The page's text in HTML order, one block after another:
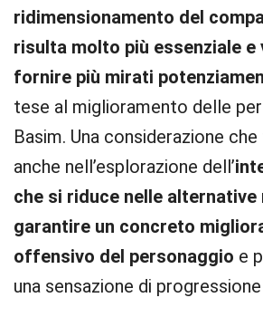
ridimensionamento del
risulta molto più essenziale e
fornire più mirati
tese al miglioramento delle
Basim. Una considerazione
anche nell’esplorazione dell’
che si riduce nelle alternative
garantire un concreto
offensivo del personaggio e
una sensazione di